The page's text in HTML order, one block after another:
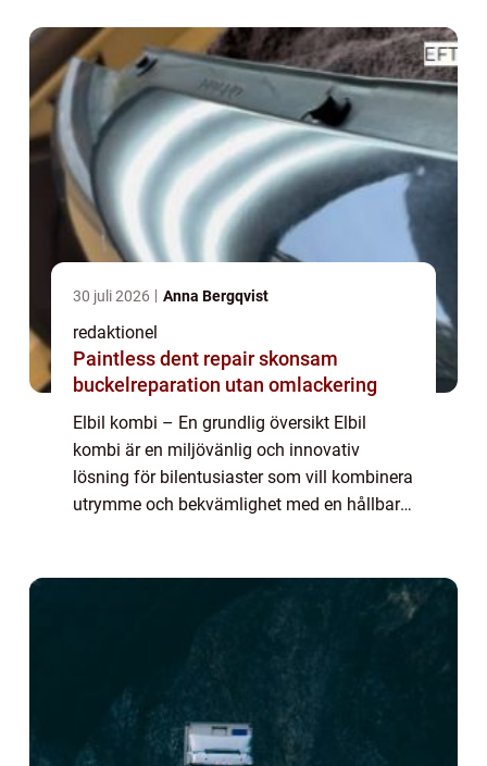
30 juli 2026 Anna Bergqvist
redaktionel
Paintless dent repair skonsam
buckelreparation utan omlackering
Elbil kombi – En grundlig översikt Elbil
kombi är en miljövänlig och innovativ
lösning för bilentusiaster som vill kombinera
utrymme och bekvämlighet med en hållbar